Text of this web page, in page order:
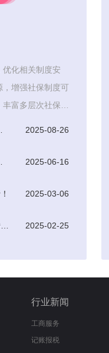
化相关制度安
，增强社保制度可
富多层次社保体
2025-08-26
2025-06-16
2025-03-06
2025-02-25
行业新闻
工商服务
记账报税